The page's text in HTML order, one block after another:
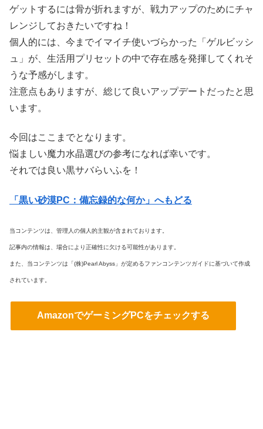
ゲットするには骨が折れますが、戦力アップのためにチャ
レンジしておきたいですね！
個人的には、今までイマイチ使いづらかった「ゲルビッシ
ュ」が、生活用プリセットの中で存在感を発揮してくれそ
うな予感がします。
注意点もありますが、総じて良いアップデートだったと思
います。
今回はここまでとなります。
悩ましい魔力水晶選びの参考になれば幸いです。
それでは良い黒サバらいふを！
「黒い砂漠PC：備忘録的な何か」へもどる
当コンテンツは、管理人の個人的主観が含まれております。
記事内の情報は、場合により正確性に欠ける可能性があります。
また、当コンテンツは「(株)Pearl Abyss」が定めるファンコンテンツガイドに基づいて作成
されています。
AmazonでゲーミングPCをチェックする